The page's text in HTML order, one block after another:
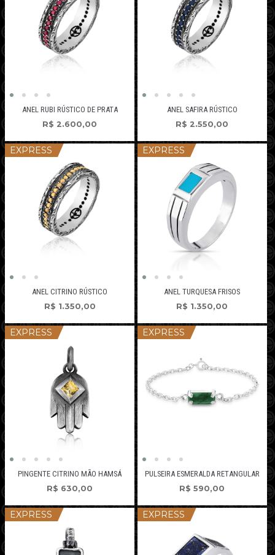
ANEL RUBI RÚSTICO DE PRATA
R$ 2.600,00
ANEL SAFIRA RÚSTICO
R$ 2.550,00
EXPRESS
ANEL CITRINO RÚSTICO
R$ 1.350,00
EXPRESS
ANEL TURQUESA FRISOS
R$ 1.350,00
EXPRESS
PINGENTE CITRINO MÃO HAMSÁ
R$ 630,00
EXPRESS
PULSEIRA ESMERALDA RETANGULAR
R$ 590,00
EXPRESS EXPRESS